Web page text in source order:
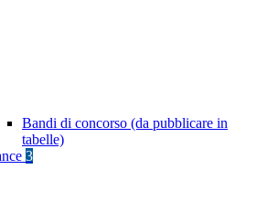
Bandi di concorso (da pubblicare in
tabelle)
3